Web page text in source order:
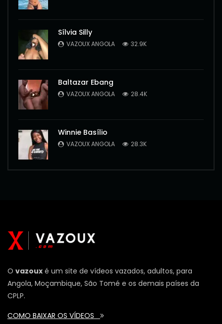
Sílvia Silly
VAZOUX ANGOLA 32.9K
Baltazar Ebang
VAZOUX ANGOLA 28.4K
Winnie Basílio
VAZOUX ANGOLA 28.3K
O vazoux é um site de vídeos vazados, adultos, para
Angola, Moçambique, São Tomé e os demais países da
CPLP.
COMO BAIXAR OS VÍDEOS